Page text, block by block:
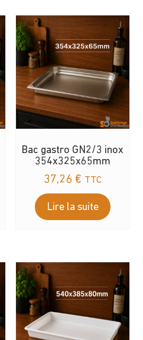
Bac gastro GN2/3 inox
354x325x65mm
37,26 € TTC
Lire la suite